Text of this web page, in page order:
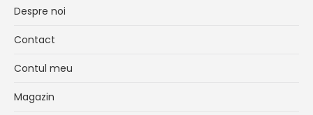
in
window
in
window
Despre noi
Contact
Contul meu
Magazin